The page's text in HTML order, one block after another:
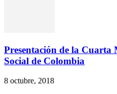
Presentación de la Cuarta
Social de Colombia
8 octubre, 2018